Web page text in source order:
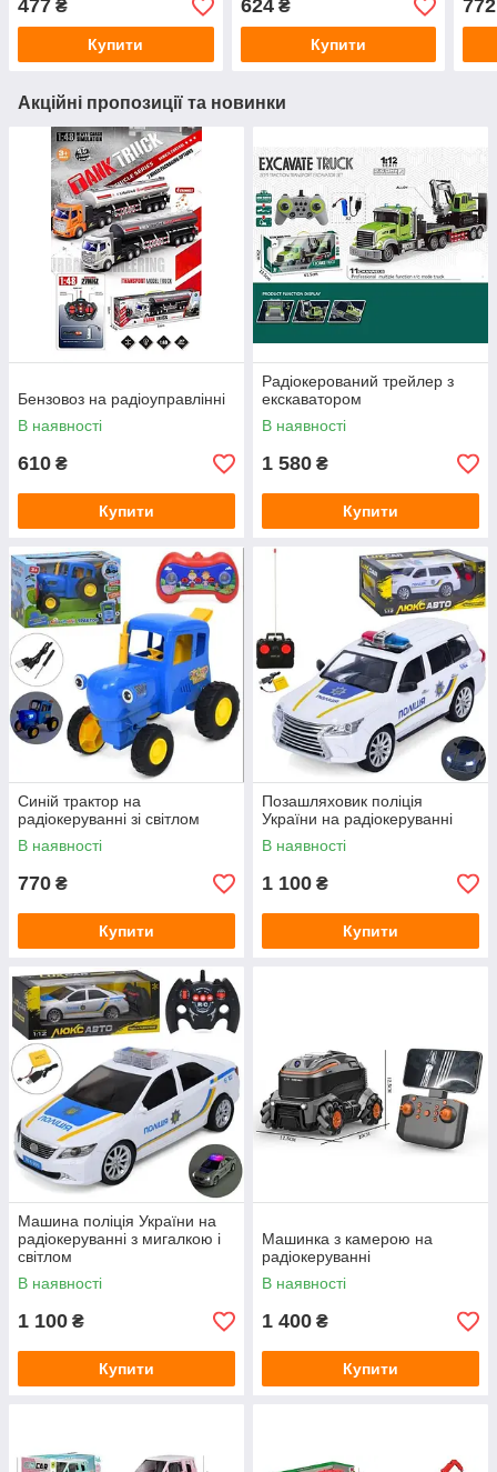
477 ₴
Купити
624₴
Купити
772
Акційні пропозиції та новинки
Бензовоз на радіоуправлінні
В наявності
610 ₴
Купити
Радіокерований трейлер з
екскаватором
В наявності
1 580 ₴
Купити
Синій трактор на
радіокеруванні зі світлом
В наявності
770 ₴
Купити
Позашляховик поліція
України на радіокеруванні
В наявності
1 100 ₴
Купити
Машина поліція України на
радіокеруванні з мигалкою і
світлом
В наявності
1 100 ₴
Купити
Машинка з камерою на
радіокеруванні
В наявності
1 400 ₴
Купити